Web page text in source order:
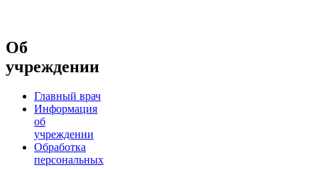
Об
учреждении
Главный врач
Информация
об
учреждении
Обработка
персональных